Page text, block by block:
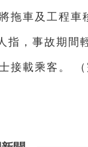
拖車及工程車
指，事故期間
接載乘客。 （